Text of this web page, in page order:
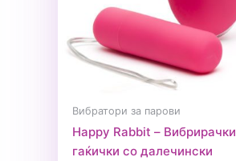
Вибратори за парови
Happy Rabbit – Вибрирачки
гаќички со далечински